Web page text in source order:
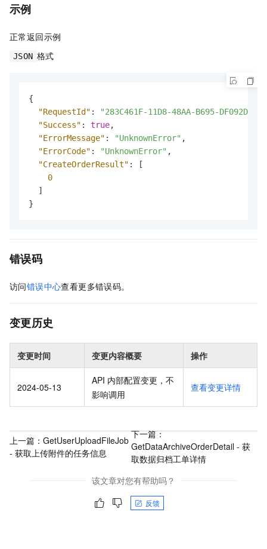
示例
正常返回示例
JSON 格式
{
"RequestId" :
"283C461F-11D8-48AA-B695-
"Success" : true,
"ErrorMessage" : "UnknownError" ,
"ErrorCode" : "UnknownError" ,
"CreateOrderResult" :
[
0
]
}
错误码
访问错误中心查看更多错误码。
变更历史
变更时间 变更内容概要 操作
2024-05-13
API 内部配置变更，不
影响调用
查看变更详情
上一篇： GetUserUploadFileJob
- 获取上传附件的任务信息
下一篇：
GetDataArchiveOrderDetail - 获
取数据归档工单详情
该文章对您有帮助吗？
反馈